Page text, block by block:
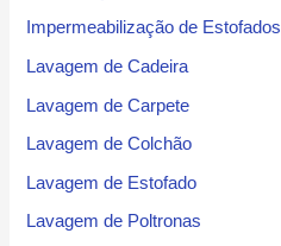
Impermeabilização de Estofados
Lavagem de Cadeira
Lavagem de Carpete
Lavagem de Colchão
Lavagem de Estofado
Lavagem de Poltronas